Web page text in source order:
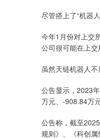
尽管搭上了“机器
今年1月份对上交
公司很可能在上交
虽然天链机器人
公告显示，2023
万元、-908.84万
公告称，截至
规则》、《科创属